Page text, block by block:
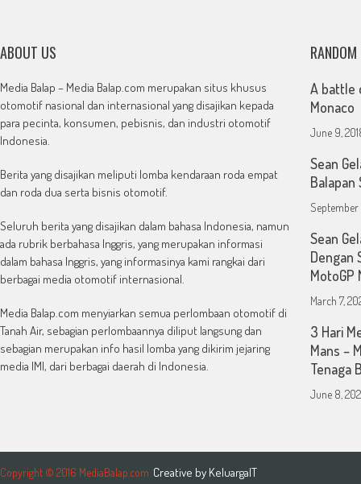
ABOUT US
Media Balap – Media Balap.com merupakan situs khusus
otomotif nasional dan internasional yang disajikan kepada
para pecinta, konsumen, pebisnis, dan industri otomotif
Indonesia.
Berita yang disajikan meliputi lomba kendaraan roda empat
dan roda dua serta bisnis otomotif.
Seluruh berita yang disajikan dalam bahasa Indonesia, namun
ada rubrik berbahasa Inggris, yang merupakan informasi
dalam bahasa Inggris, yang informasinya kami rangkai dari
berbagai media otomotif internasional.
Media Balap.com menyiarkan semua perlombaan otomotif di
Tanah Air, sebagian perlombaannya diliput langsung dan
sebagian merupakan info hasil lomba yang dikirim jejaring
media IMI, dari berbagai daerah di Indonesia.
A battle
Monaco
June 9,
Sean
Balapan
September
Sean
Dengan
MotoGP
March 7,
3 Hari
Mans –
Tenaga
June 8,
Copyright © 2016 MediaBalap.com Creative by KeluargaIT